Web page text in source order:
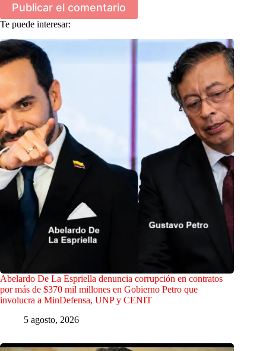
Publicar el comentario
Te puede interesar:
Abelardo De La Espriella denuncia corrupción en contratos
por más de $370 mil millones en Gobierno Petro que
involucra a MinDefensa, UNP y CENIT
5 agosto, 2026